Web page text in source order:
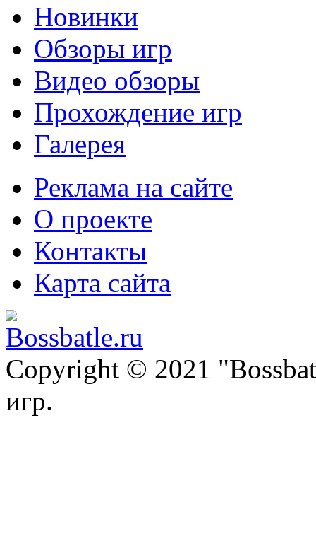
Новинки
Обзоры игр
Видео обзоры
Прохождение игр
Галерея
Реклама на сайте
О проекте
Контакты
Карта сайта
Copyright © 2021
игр.